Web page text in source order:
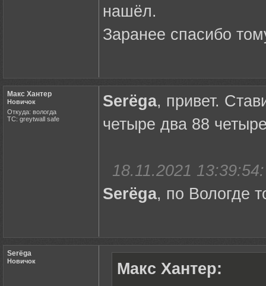
нашёл.
Заранее спасибо
Макс Хантер
Новичок
Откуда: вологда
ТС: greytwall safe
Serёga, привет.
четыре два 88
18.11.2021 13:39:54:
Serёga, по Вологде
Serёga
Новичок
Макс Хантер: